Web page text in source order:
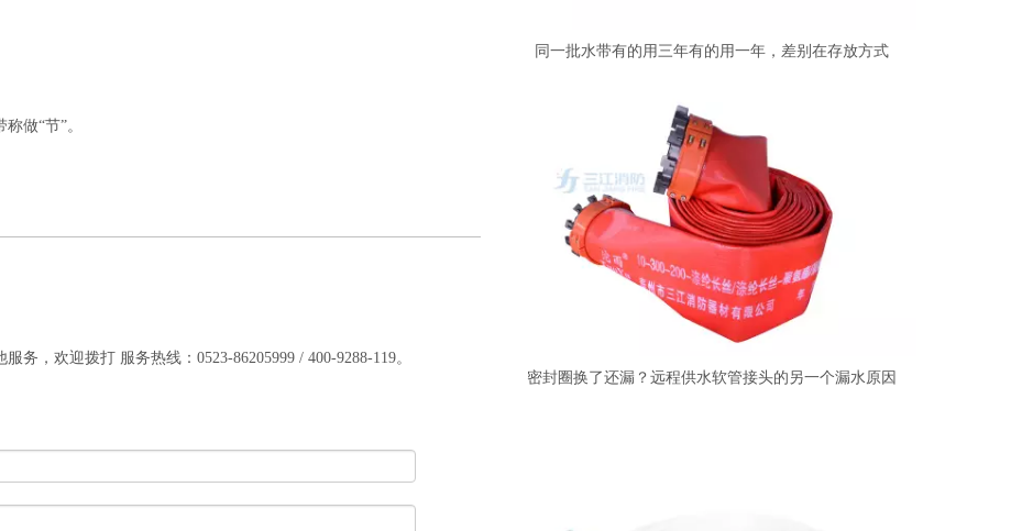
做“节”。
，欢迎拨打 服务热线：0523-86205999 / 400-9288-119。
同一批水带有的用三年有的用一年，差别在存放方式
密封圈换了还漏？远程供水软管接头的另一个漏水原因